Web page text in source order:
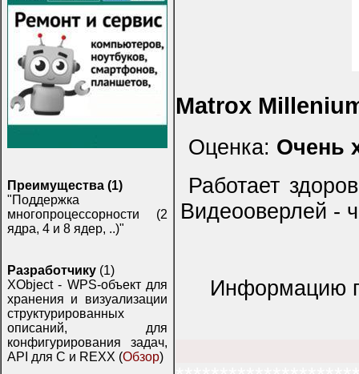
Преимущества (1)
"Поддержка
многопроцессорности (2
ядра, 4 и 8 ядер, ..)"
Разработчику (1)
XObject - WPS-объект для
хранения и визуализации
структурированных
описаний, для
конфигурирования задач,
API для C и REXX (Обзор)
Matrox
Оценка: Очень
Работает
Видеооверлей -
Информацию